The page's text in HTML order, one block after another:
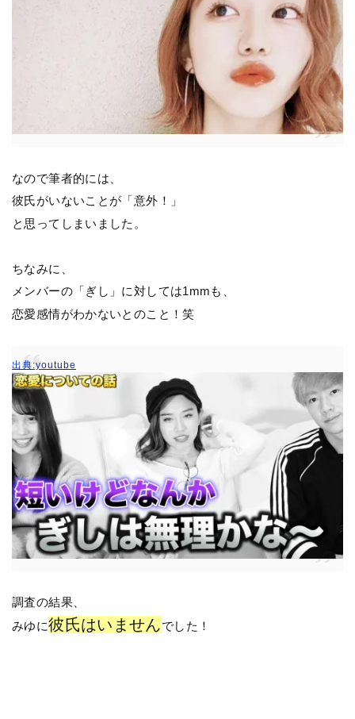
なので筆者的には、
彼氏がいないことが「意外！」
と思ってしまいました。
ちなみに、
メンバーの「ぎし」に対しては1mmも、
恋愛感情がわかないとのこと！笑
出典:youtube
調査の結果、
みゆに彼氏はいませんでした！